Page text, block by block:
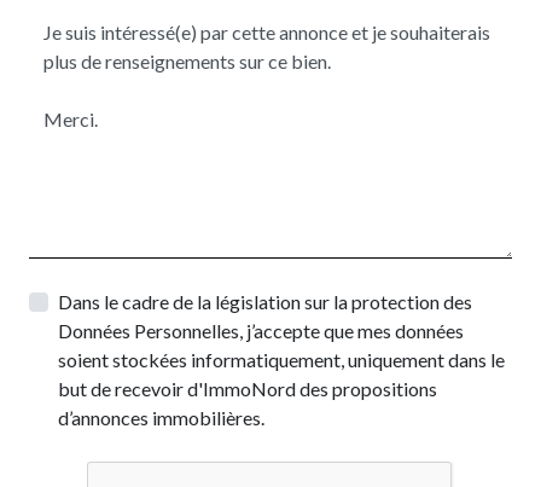
Dans le cadre de la législation sur la protection des
Données Personnelles, j’accepte que mes données
soient stockées informatiquement, uniquement dans le
but de recevoir d'ImmoNord des propositions
d’annonces immobilières.